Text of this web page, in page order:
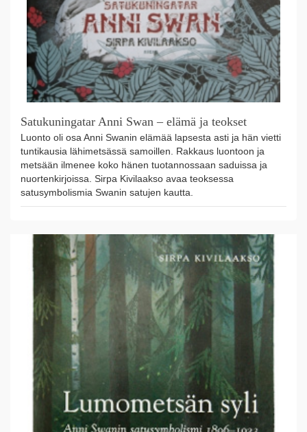
Satukuningatar Anni Swan – elämä ja teokset
Luonto oli osa Anni Swanin elämää lapsesta asti ja hän vietti
tuntikausia lähimetsässä samoillen. Rakkaus luontoon ja
metsään ilmenee koko hänen tuotannossaan saduissa ja
nuortenkirjoissa. Sirpa Kivilaakso avaa teoksessa
satusymbolismia Swanin satujen kautta.